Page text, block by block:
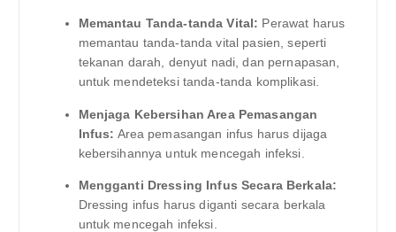
Memantau Tanda-tanda Vital: Perawat harus
memantau tanda-tanda vital pasien, seperti
tekanan darah, denyut nadi, dan pernapasan,
untuk mendeteksi tanda-tanda komplikasi.
Menjaga Kebersihan Area Pemasangan
Infus: Area pemasangan infus harus dijaga
kebersihannya untuk mencegah infeksi.
Mengganti Dressing Infus Secara Berkala:
Dressing infus harus diganti secara berkala
untuk mencegah infeksi.